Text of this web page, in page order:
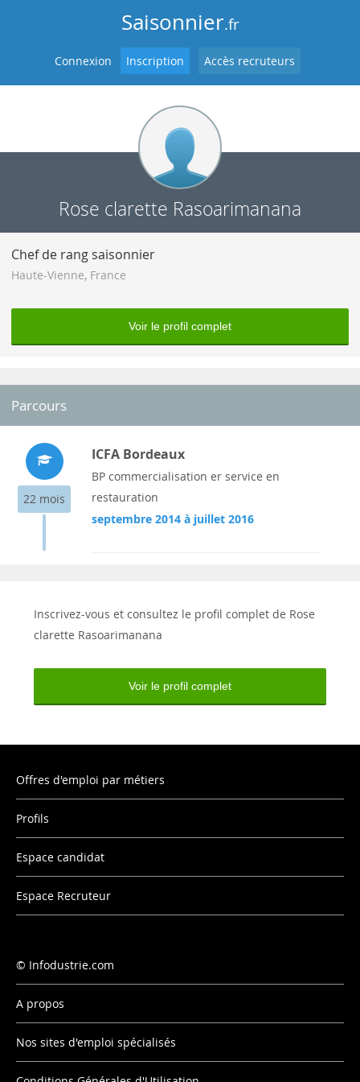
Saisonnier.fr
Connexion Inscription Accès recruteurs
Rose clarette Rasoarimanana
Chef de rang saisonnier
Haute-Vienne, France
Voir le profil complet
Parcours
22 mois
ICFA Bordeaux
BP commercialisation er service en
restauration
septembre 2014 à juillet 2016
Inscrivez-vous et consultez le profil complet de Rose
clarette Rasoarimanana
Voir le profil complet
Offres d'emploi par métiers
Profils
Espace candidat
Espace Recruteur
Infodustrie.com
A propos
Nos sites d'emploi spécialisés